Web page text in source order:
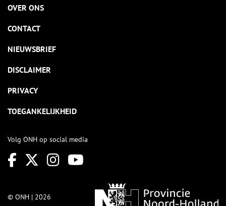
OVER ONS
CONTACT
NIEUWSBRIEF
DISCLAIMER
PRIVACY
TOEGANKELIJKHEID
Volg ONH op social media
© ONH | 2026